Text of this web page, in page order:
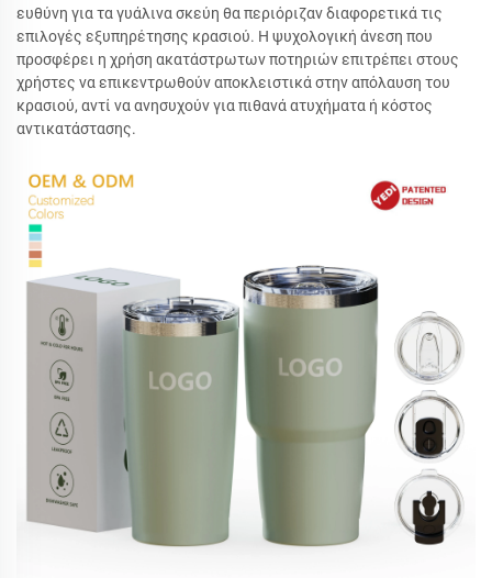
ευθύνη για τα γυάλινα σκεύη θα περιόριζαν διαφορετικά τις
επιλογές εξυπηρέτησης κρασιού. Η ψυχολογική άνεση που
προσφέρει η χρήση ακατάστρωτων ποτηριών επιτρέπει στους
χρήστες να επικεντρωθούν αποκλειστικά στην απόλαυση του
κρασιού, αντί να ανησυχούν για πιθανά ατυχήματα ή κόστος
αντικατάστασης.